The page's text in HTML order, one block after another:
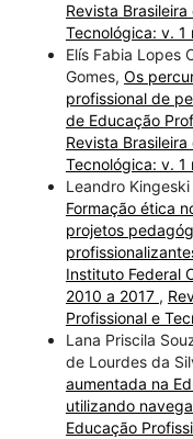
Revista
Tecnológica: v. 1
Elís Fabia Lopes
Gomes, Os
profissional de
de Educação
Revista
Tecnológica: v. 1
Leandro
Formação ética
projetos
Instituto Federal
2010 a 2017 ,
Profissional e
Lana Priscila
de Lourdes da
aumentada na
utilizando
Educação